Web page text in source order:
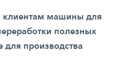
клиентам машины для
полезных
производства